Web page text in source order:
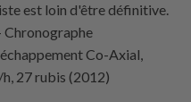
est loin d'être définitive.
Chronographe
Co-Axial,
27 rubis (2012)